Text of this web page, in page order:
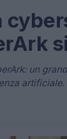
un
artificiale.